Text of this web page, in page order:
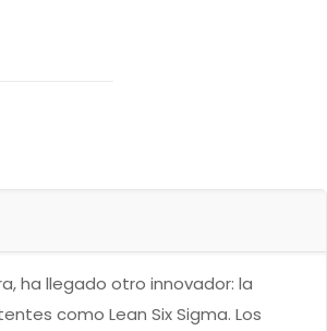
ha llegado otro innovador: la
como Lean Six Sigma. Los